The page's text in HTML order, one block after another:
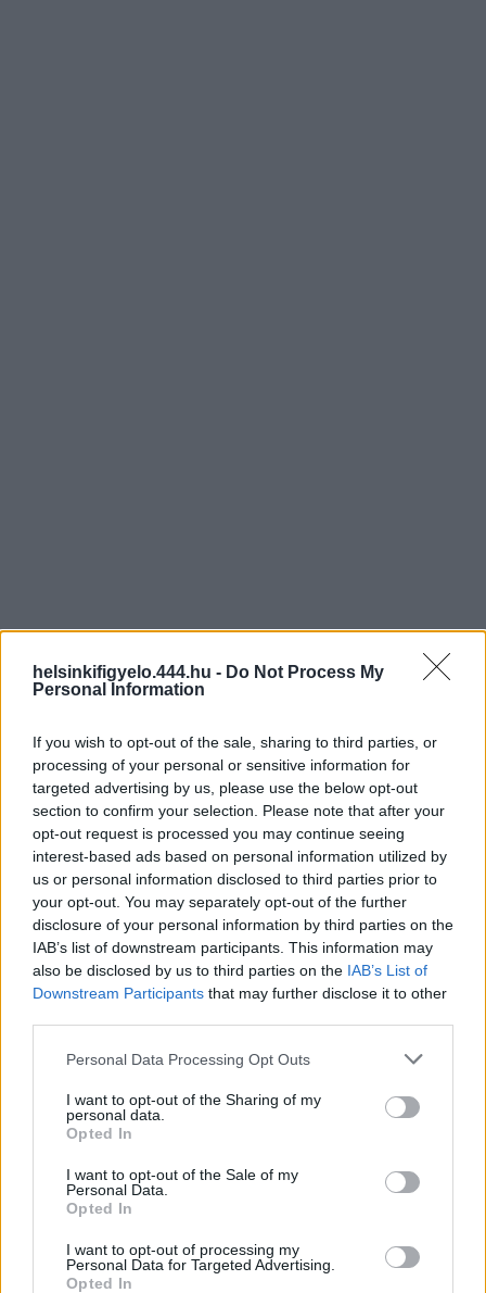
helsinkifigyelo.444.hu - Do Not Process My
Personal Information
If you wish to opt-out of the sale, sharing to third parties, or
processing of your personal or sensitive information for
targeted advertising by us, please use the below opt-out
section to confirm your selection. Please note that after your
opt-out request is processed you may continue seeing
interest-based ads based on personal information utilized by
us or personal information disclosed to third parties prior to
your opt-out. You may separately opt-out of the further
disclosure of your personal information by third parties on the
IAB’s list of downstream participants. This information may
also be disclosed by us to third parties on the IAB’s List of
Downstream Participants that may further disclose it to other
Personal Data Processing Opt Outs
I want to opt-out of the Sharing of my
personal data.
Opted In
I want to opt-out of the Sale of my
Personal Data.
Opted In
I want to opt-out of processing my
Personal Data for Targeted Advertising.
Opted In